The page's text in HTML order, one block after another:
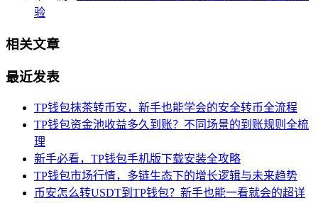
验
相关文章
最近发表
TP钱包抹茶转币安，新手也能学会的安全转币全流程
TP钱包资金池收益多久到账？不同场景的到账规则全梳
理
新手必看，TP钱包手机版下载安装全攻略
TP钱包市场行情，多链生态下的增长逻辑与未来趋势
币安怎么转USDT到TP钱包？新手也能一看就会的超详